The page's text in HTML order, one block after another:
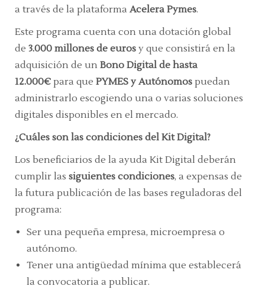
a través de la plataforma Acelera Pymes.
Este programa cuenta con una dotación global
de 3.000 millones de euros y que consistirá en la
adquisición de un Bono Digital de hasta
12.000€ para que PYMES y Autónomos puedan
administrarlo escogiendo una o varias soluciones
digitales disponibles en el mercado.
¿Cuáles son las condiciones del Kit Digital?
Los beneficiarios de la ayuda Kit Digital deberán
cumplir las siguientes condiciones, a expensas de
la futura publicación de las bases reguladoras del
programa:
Ser una pequeña empresa, microempresa o
autónomo.
Tener una antigüedad mínima que establecerá
la convocatoria a publicar.